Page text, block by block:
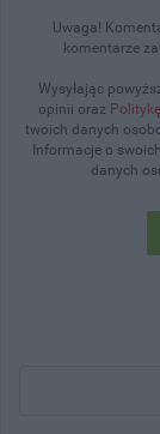
Uwaga!
komentarze
Wysyłając
opinii oraz
twoich danych
Informacje o
danych